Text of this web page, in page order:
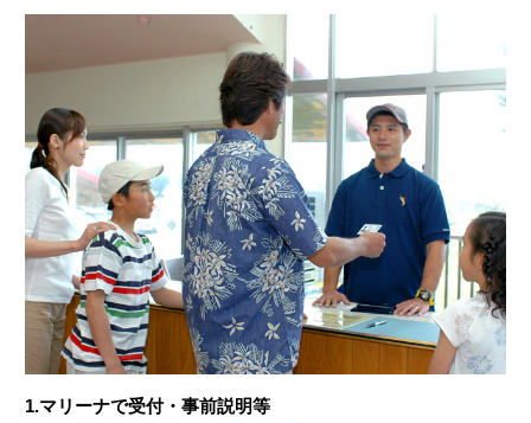
1.マリーナで受付・事前説明等